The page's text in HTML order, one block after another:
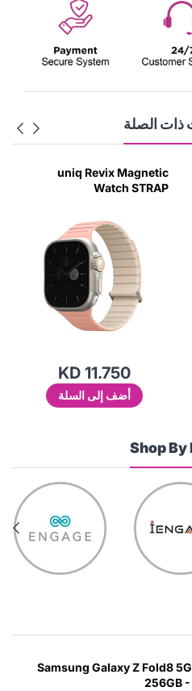
ذات الصلة
uniq Revix Magnetic
Watch STRAP
KD 11.750
أضف إلى السلة
Shop By
Samsung Galaxy Z Fold8 5G
256GB -